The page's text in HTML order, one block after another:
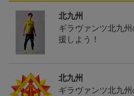
北九州
ギラヴァンツ北九
援しよう！
北九州
ギラヴァンツ北九